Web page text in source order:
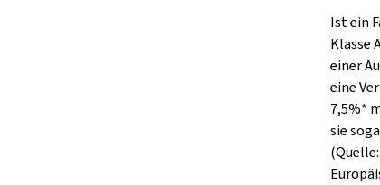
Ist ein
Klasse
einer
eine
7,5%*
sie